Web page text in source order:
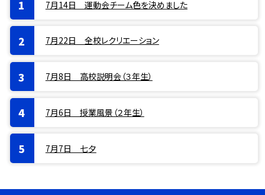
7月14日 運動会チーム色を決めました
7月22日 全校レクリエーション
7月8日 高校説明会（３年生）
7月6日 授業風景（２年生）
7月7日 七夕